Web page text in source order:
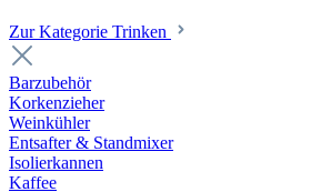
Zur Kategorie Trinken
Barzubehör
Korkenzieher
Weinkühler
Entsafter & Standmixer
Isolierkannen
Kaffee